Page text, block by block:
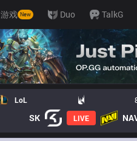
游戏 New Duo TalkG
LoL
SK LIVE